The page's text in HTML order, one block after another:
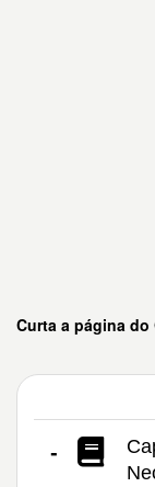
Curta a página
-